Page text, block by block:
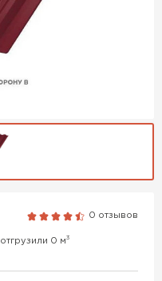
0 отзывов
0 м3